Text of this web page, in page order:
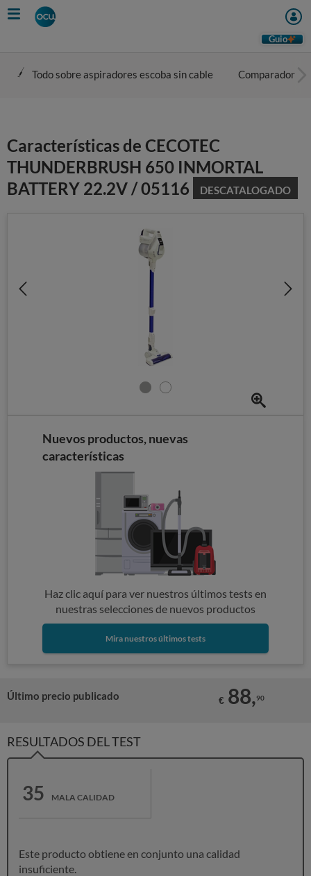
Skip
to
Guio
Todo sobre aspiradores escoba sin cable Comparador
Características de CECOTEC
THUNDERBRUSH 650 INMORTAL
BATTERY 22.2V / 05116
DESCATALOGADO
Nuevos productos, nuevas
características
Haz clic aquí para ver nuestros últimos tests en
nuestras selecciones de nuevos productos
Mira nuestros últimos tests
Último precio publicado € 88,90
RESULTADOS DEL TEST
35 MALA CALIDAD
Este producto obtiene en conjunto una calidad
insuficiente.